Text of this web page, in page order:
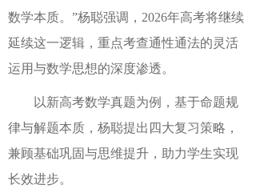
数学本质。 ”杨聪强调，2026年高考将继续
延续这一逻辑，重点考查通性通法的灵活
运用与数学思想的深度渗透。
以新高考数学真题为例，基于命题规
律与解题本质，杨聪提出四大复习策略，
兼顾基础巩固与思维提升，助力学生实现
长效进步。